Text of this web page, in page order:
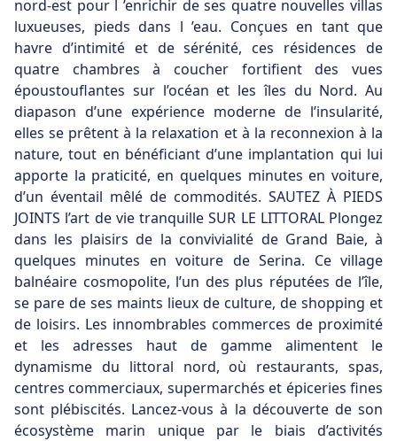
nord-est pour l ’enrichir de ses quatre nouvelles villas
luxueuses, pieds dans l ’eau. Conçues en tant que
havre d’intimité et de sérénité, ces résidences de
quatre chambres à coucher fortifient des vues
époustouflantes sur l’océan et les îles du Nord. Au
diapason d’une expérience moderne de l’insularité,
elles se prêtent à la relaxation et à la reconnexion à la
nature, tout en bénéficiant d’une implantation qui lui
apporte la praticité, en quelques minutes en voiture,
d’un éventail mêlé de commodités. SAUTEZ À PIEDS
JOINTS l’art de vie tranquille SUR LE LITTORAL Plongez
dans les plaisirs de la convivialité de Grand Baie, à
quelques minutes en voiture de Serina. Ce village
balnéaire cosmopolite, l’un des plus réputées de l’île,
se pare de ses maints lieux de culture, de shopping et
de loisirs. Les innombrables commerces de proximité
et les adresses haut de gamme alimentent le
dynamisme du littoral nord, où restaurants, spas,
centres commerciaux, supermarchés et épiceries fines
sont plébiscités. Lancez-vous à la découverte de son
écosystème marin unique par le biais d’activités